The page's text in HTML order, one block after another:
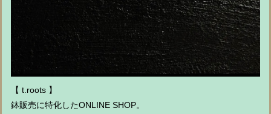
【 t.roots 】
鉢販売に特化したONLINE SHOP。